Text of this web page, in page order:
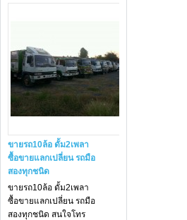
ขายรถ10ล้อ ดั้ม2เพลา
ซื้อขายแลกเปลี่ยน รถมือ
สองทุกชนิด
ขายรถ10ล้อ ดั้ม2เพลา
ซื้อขายแลกเปลี่ยน รถมือ
สองทุกชนิด สนใจโทร